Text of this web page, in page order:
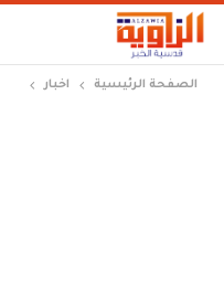
الصفحة الرئيسية اخبار